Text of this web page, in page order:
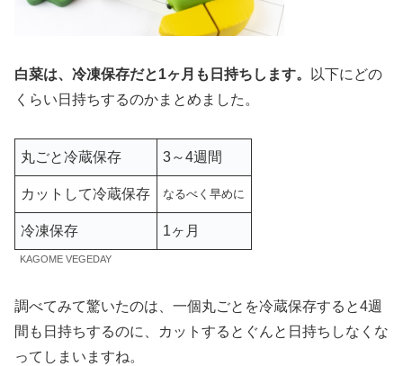
白菜は、冷凍保存だと1ヶ月も日持ちします。
以下にどの
くらい日持ちするのかまとめました。
丸ごと冷蔵保存 3～4週間
カットして冷蔵保存 なるべく早めに
冷凍保存 1ヶ月
KAGOME VEGEDAY
調べてみて驚いたのは、一個丸ごとを冷蔵保存すると4週
間も日持ちするのに、カットするとぐんと日持ちしなくな
ってしまいますね。